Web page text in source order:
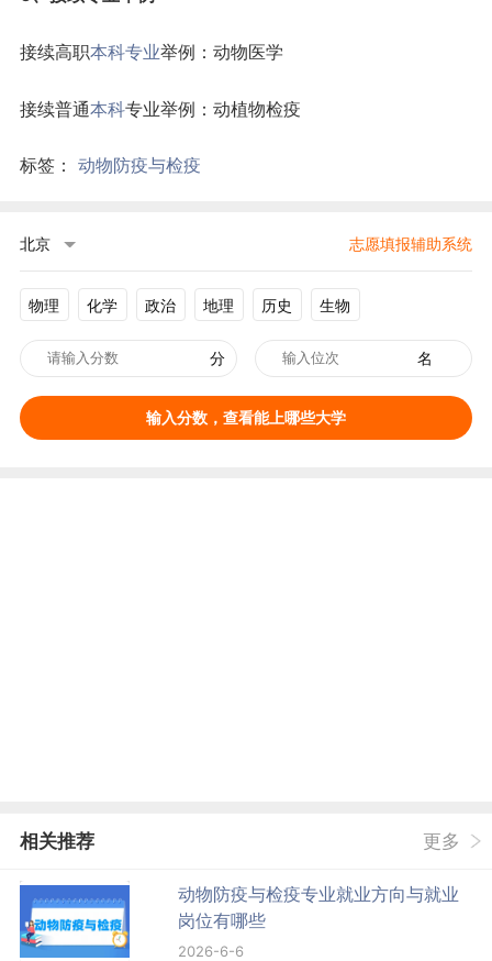
接续高职本科专业举例：动物医学
接续普通本科专业举例：动植物检疫
标签： 动物防疫与检疫
北京 志愿填报辅助系统
物理 化学 政治 地理 历史 生物
分 名
输入分数，查看能上哪些大学
相关推荐 更多
动物防疫与检疫专业就业方向与就业
岗位有哪些
2026-6-6